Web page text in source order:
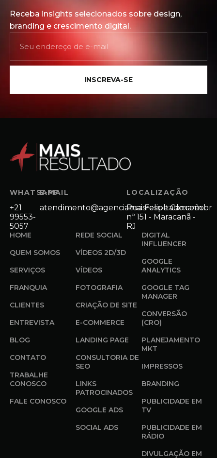
Receba insights selecionados sobre design,
branding e crescimento digital.
INSCREVA-SE
WHATSAPP
+21
99553-
5057
E-MAIL
atendimento@agenciamaisresultado.com.br
LOCALIZAÇÃO
Rua Felipe Camarão
nº 151 - Maracanã -
RJ
HOME
QUEM SOMOS
SERVIÇOS
FRANQUIA
CLIENTES
ENTREVISTA
BLOG
CONTATO
TRABALHE
CONOSCO
FALE CONOSCO
REDE SOCIAL
VÍDEOS 2D/3D
VÍDEOS
FOTOGRAFIA
CRIAÇÃO DE SITE
E-COMMERCE
LANDING PAGE
CONSULTORIA DE
SEO
LINKS
PATROCINADOS
GOOGLE ADS
SOCIAL ADS
DIGITAL
INFLUENCER
GOOGLE
ANALYTICS
GOOGLE TAG
MANAGER
CONVERSÃO
(CRO)
PLANEJAMENTO
MKT
IMPRESSOS
BRANDING
PUBLICIDADE EM
TV
PUBLICIDADE EM
RÁDIO
DIVULGAÇÃO EM